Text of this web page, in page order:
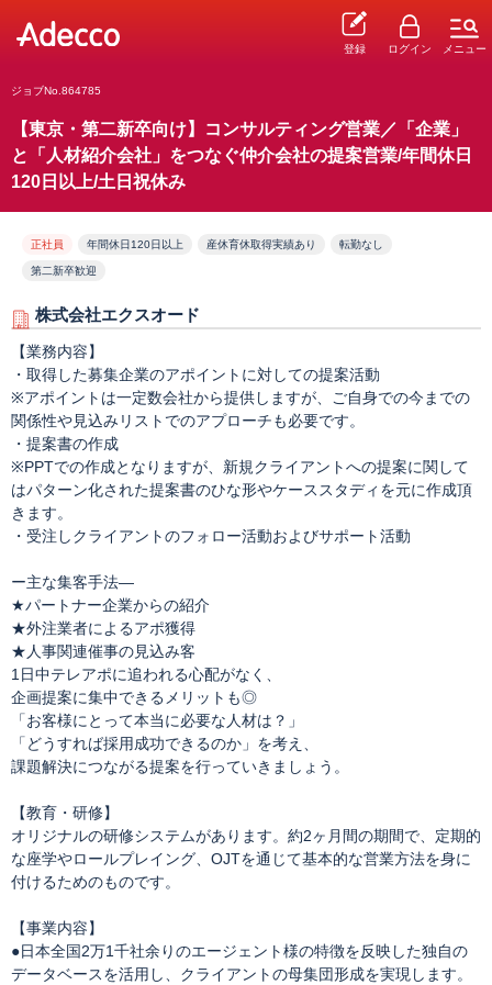
登録 ログイン メニュー
ジョブNo.864785
【東京・第二新卒向け】コンサルティング営業／「企業」
と「人材紹介会社」をつなぐ仲介会社の提案営業/年間休日
120日以上/土日祝休み
正社員 年間休日120日以上 産休育休取得実績あり 転勤なし
第二新卒歓迎
株式会社エクスオード
【業務内容】
・取得した募集企業のアポイントに対しての提案活動
※アポイントは一定数会社から提供しますが、ご自身での今までの
関係性や見込みリストでのアプローチも必要です。
・提案書の作成
※PPTでの作成となりますが、新規クライアントへの提案に関して
はパターン化された提案書のひな形やケーススタディを元に作成頂
きます。
・受注しクライアントのフォロー活動およびサポート活動
ー主な集客手法―
★パートナー企業からの紹介
★外注業者によるアポ獲得
★人事関連催事の見込み客
1日中テレアポに追われる心配がなく、
企画提案に集中できるメリットも◎
「お客様にとって本当に必要な人材は？」
「どうすれば採用成功できるのか」を考え、
課題解決につながる提案を行っていきましょう。
【教育・研修】
オリジナルの研修システムがあります。約2ヶ月間の期間で、定期的
な座学やロールプレイング、OJTを通じて基本的な営業方法を身に
付けるためのものです。
【事業内容】
●日本全国2万1千社余りのエージェント様の特徴を反映した独自の
データベースを活用し、クライアントの母集団形成を実現します。